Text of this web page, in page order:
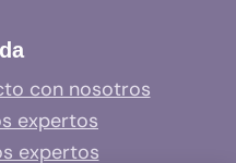
con nosotros
expertos
expertos